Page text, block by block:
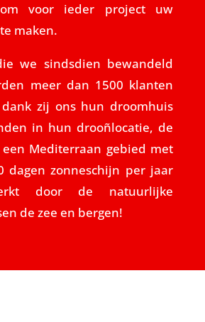
voor ieder project uw
maken.
we sindsdien bewandeld
meer dan 1500 klanten
zij ons hun droomhuis
in hun drooñlocatie, de
een Mediterraan gebied met
dagen zonneschijn per jaar
door de natuurlijke
de zee en bergen!